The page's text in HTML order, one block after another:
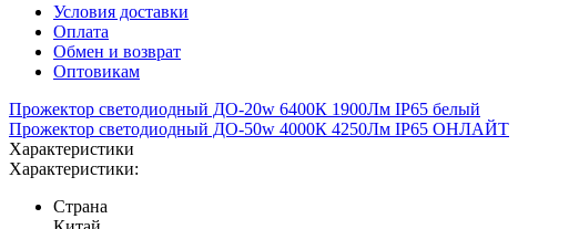
Условия доставки
Оплата
Обмен и возврат
Оптовикам
Прожектор светодиодный ДО-20w 6400К 1900Лм IP65 белый
Прожектор светодиодный ДО-50w 4000К 4250Лм IP65 ОНЛАЙТ
Характеристики
Характеристики:
Страна